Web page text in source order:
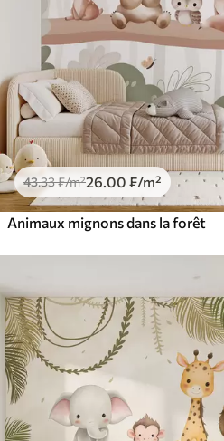
43.33₣/m²26 .00 ₣/m²
Animaux mignons dans la forêt